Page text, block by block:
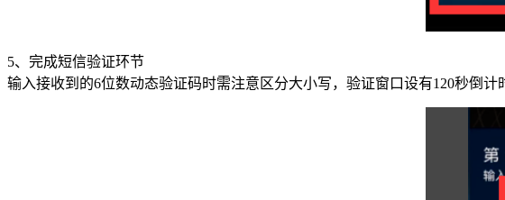
5、完成短信验证环节
输入接收到的6位数动态验证码时需注意区分大小写，验证窗口设有120秒倒